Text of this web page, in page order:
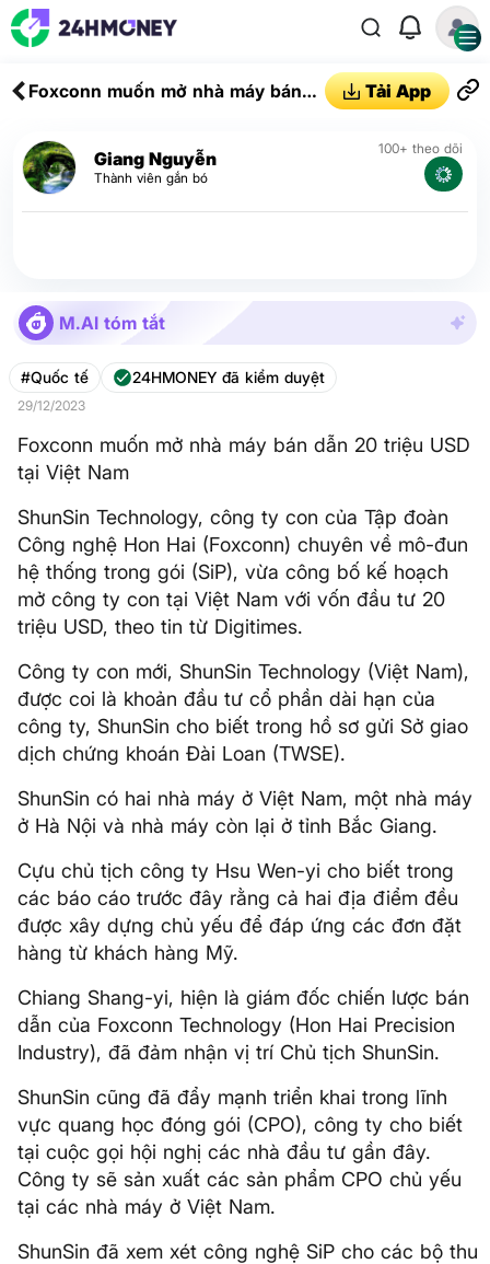
Foxconn muốn mở nhà máy bán
Tải App
Giang Nguyễn
Thành viên gắn bó
100+ theo dõi
M.AI tóm tắt
#Quốc tế 24HMONEY đã kiểm duyệt
29/12/2023
Foxconn muốn mở nhà máy bán dẫn 20 triệu USD
tại Việt Nam
ShunSin Technology, công ty con của Tập đoàn
Công nghệ Hon Hai (Foxconn) chuyên về mô-đun
hệ thống trong gói (SiP), vừa công bố kế hoạch
mở công ty con tại Việt Nam với vốn đầu tư 20
triệu USD, theo tin từ Digitimes.
Công ty con mới, ShunSin Technology (Việt Nam),
được coi là khoản đầu tư cổ phần dài hạn của
công ty, ShunSin cho biết trong hồ sơ gửi Sở giao
dịch chứng khoán Đài Loan (TWSE).
ShunSin có hai nhà máy ở Việt Nam, một nhà máy
ở Hà Nội và nhà máy còn lại ở tỉnh Bắc Giang.
Cựu chủ tịch công ty Hsu Wen-yi cho biết trong
các báo cáo trước đây rằng cả hai địa điểm đều
được xây dựng chủ yếu để đáp ứng các đơn đặt
hàng từ khách hàng Mỹ.
Chiang Shang-yi, hiện là giám đốc chiến lược bán
dẫn của Foxconn Technology (Hon Hai Precision
Industry), đã đảm nhận vị trí Chủ tịch ShunSin.
ShunSin cũng đã đẩy mạnh triển khai trong lĩnh
vực quang học đóng gói (CPO), công ty cho biết
tại cuộc gọi hội nghị các nhà đầu tư gần đây.
Công ty sẽ sản xuất các sản phẩm CPO chủ yếu
tại các nhà máy ở Việt Nam.
ShunSin đã xem xét công nghệ SiP cho các bộ thu